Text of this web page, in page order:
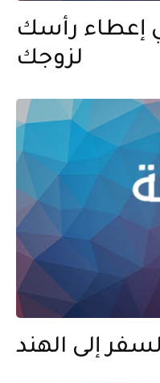
في إعطاء رأسك
لزوجك
إلى الهند